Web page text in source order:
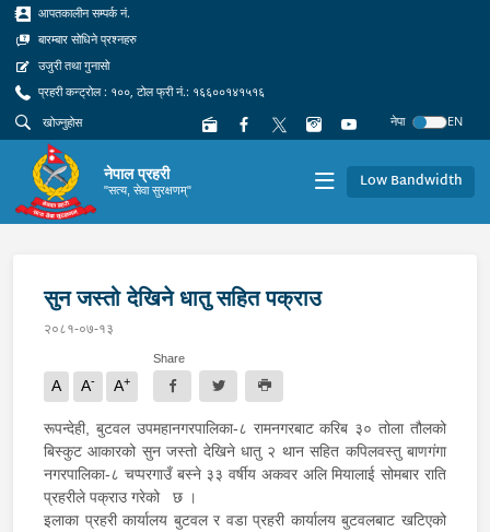
आपतकालीन सम्पर्क नं.
बारम्बार सोधिने प्रश्नहरु
उजुरी तथा गुनासो
प्रहरी कन्ट्रोल : १००, टोल फ्री नं.: १६६००१४१५१६
नेपा
EN
नेपाल प्रहरी
"सत्य, सेवा सुरक्षणम्" Low Bandwidth
सुन जस्तो देखिने धातु सहित पक्राउ
२०८१-०७-१३
A A- A+
Share
रूपन्देही, बुटवल उपमहानगरपालिका-८ रामनगरबाट करिब ३० तोला तौलको
बिस्कुट आकारको सुन जस्तो देखिने धातु २ थान सहित कपिलवस्तु बाणगंगा
नगरपालिका-८ चप्परगाउँ बस्ने ३३ वर्षीय अकवर अलि मियालाई सोमबार राति
प्रहरीले पक्राउ गरेको छ ।
इलाका प्रहरी कार्यालय बुटवल र वडा प्रहरी कार्यालय बुटवलबाट खटिएको